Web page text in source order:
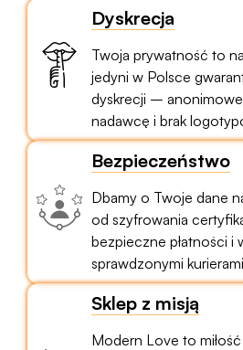
Dyskrecja
Twoja prywatność to
jedyni w Polsce
dyskrecji –
nadawcę i brak
Bezpieczeństwo
Dbamy o Twoje dane
od szyfrowania
bezpieczne płatności i
sprawdzonymi
Sklep z misją
Modern Love to